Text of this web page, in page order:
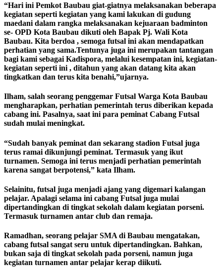
“Hari ini Pemkot Baubau giat-giatnya melaksanakan beberapa
kegiatan seperti kegiatan yang kami lakukan di gudung
maedani dalam rangka melaksanakan kejuaraan badminton
se- OPD Kota Baubau dikuti oleh Bapak Pj. Wali Kota
Baubau. Kita berdoa , semoga futsal ini akan mendapatkan
perhatian yang sama.Tentunya juga ini merupakan tantangan
bagi kami sebagai Kadispora, melalui kesempatan ini, kegiatan-
kegiatan seperti ini , ditahun yang akan datang kita akan
tingkatkan dan terus kita benahi,”ujarnya.
Ilham, salah seorang penggemar Futsal Warga Kota Baubau
mengharapkan, perhatian pemerintah terus diberikan kepada
cabang ini. Pasalnya, saat ini para peminat Cabang Futsal
sudah mulai meningkat.
“Sudah banyak peminat dan sekarang stadion Futsal juga
terus ramai dikunjungi peminat. Termasuk yang ikut
turnamen. Semoga ini terus menjadi perhatian pemerintah
karena sangat berpotensi,” kata Ilham.
Selainitu, futsal juga menjadi ajang yang digemari kalangan
pelajar. Apalagi selama ini cabang Futsal juga mulai
dipertandingkan di tingkat sekolah dalam kegiatan porseni.
Termasuk turnamen antar club dan remaja.
Ramadhan, seorang pelajar SMA di Baubau mengatakan,
cabang futsal sangat seru untuk dipertandingkan. Bahkan,
bukan saja di tingkat sekolah pada porseni, namun juga
kegiatan turnamen antar pelajar kerap diikuti.